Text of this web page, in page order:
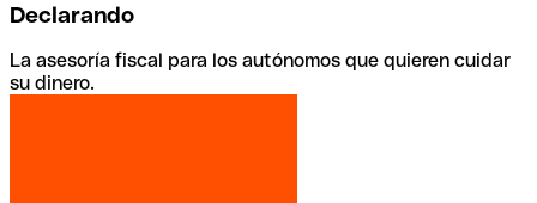
Declarando
La asesoría fiscal para los autónomos que quieren cuidar
su dinero.